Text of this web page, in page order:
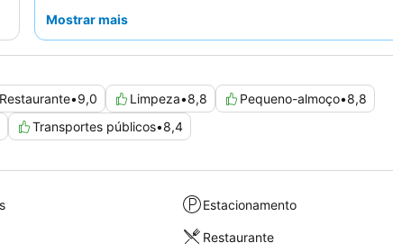
de pequeno-almoço recebe muitos elogios pela sua
quartos virados para o jardim.
Mostrar mais
Restaurante•9,0 Limpeza•8,8 Pequeno-almoço•8,8
Transportes públicos•8,4
Estacionamento
Restaurante